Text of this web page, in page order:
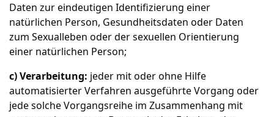
Daten zur eindeutigen Identifizierung einer
natürlichen Person, Gesundheitsdaten oder Daten
zum Sexualleben oder der sexuellen Orientierung
einer natürlichen Person;
c) Verarbeitung: jeder mit oder ohne Hilfe
automatisierter Verfahren ausgeführte Vorgang oder
jede solche Vorgangsreihe im Zusammenhang mit